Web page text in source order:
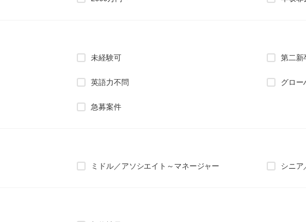
未経験可 第二新
英語力不問 グロー
急募案件
ミドル／アソシエイト～マネージャー シニア